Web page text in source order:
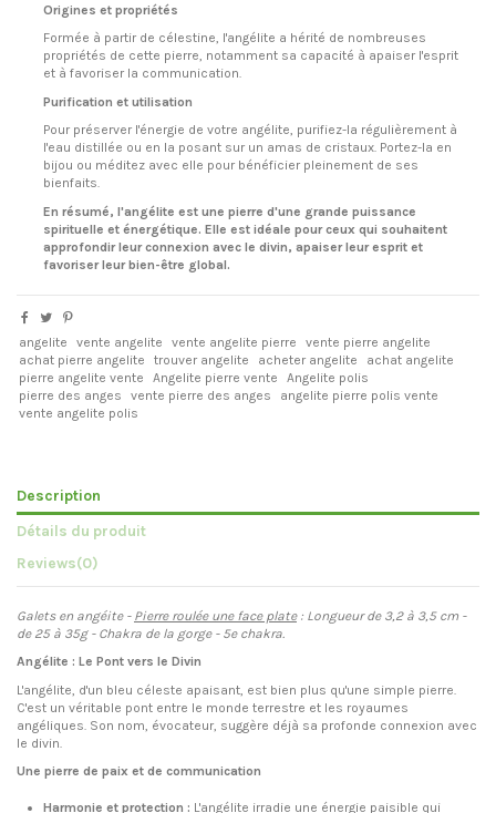
Origines et propriétés
Formée à partir de célestine, l'angélite a hérité de nombreuses
propriétés de cette pierre, notamment sa capacité à apaiser l'esprit
et à favoriser la communication.
Purification et utilisation
Pour préserver l'énergie de votre angélite, purifiez-la régulièrement à
l'eau distillée ou en la posant sur un amas de cristaux. Portez-la en
bijou ou méditez avec elle pour bénéficier pleinement de ses
bienfaits.
En résumé, l'angélite est une pierre d'une grande puissance
spirituelle et énergétique. Elle est idéale pour ceux qui souhaitent
approfondir leur connexion avec le divin, apaiser leur esprit et
favoriser leur bien-être global.
angelite vente angelite vente angelite pierre
vente pierre angelite
achat pierre angelite
trouver angelite acheter angelite
achat angelite
pierre angelite vente
Angelite pierre vente
Angelite polis
pierre des anges
vente pierre des anges
angelite pierre polis vente
vente angelite polis
Description
Détails du produit
Reviews(0)
Galets en angéite - Pierre roulée une face plate: Longueur de 3,2 à 3,5 cm -
de 25 à 35g - Chakra de la gorge - 5e chakra.
Angélite : Le Pont vers le Divin
L'angélite, d'un bleu céleste apaisant, est bien plus qu'une simple pierre.
C'est un véritable pont entre le monde terrestre et les royaumes
angéliques. Son nom, évocateur, suggère déjà sa profonde connexion avec
le divin.
Une pierre de paix et de communication
Harmonie et protection : L'angélite irradie une énergie paisible qui